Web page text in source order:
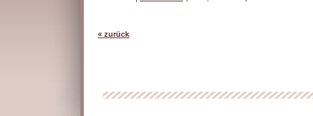
« zurück